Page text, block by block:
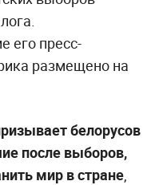
его пресс-
размещено на
белорусов
после выборов,
мир в стране,